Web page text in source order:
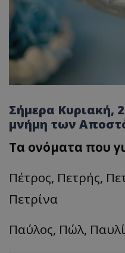
Σήμερα Κυριακή,
μνήμη των
Τα ονόματα που
Πέτρος, Πετρής,
Πετρίνα
Παύλος, Πώλ,